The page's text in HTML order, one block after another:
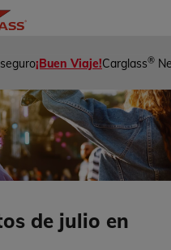
¡Buen Viaje!Carglass®
de julio en